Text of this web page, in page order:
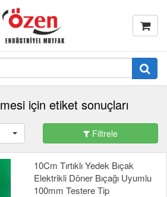
için etiket sonuçları
Filtrele
10Cm Tırtıklı Yedek Bıçak
Elektrikli Döner Bıçağı Uyumlu
100mm Testere Tip